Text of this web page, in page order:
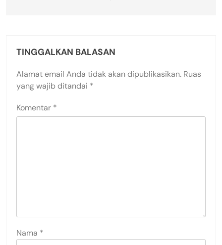
TINGGALKAN BALASAN
Alamat email Anda tidak akan dipublikasikan. Ruas
yang wajib ditandai *
Komentar *
Nama *